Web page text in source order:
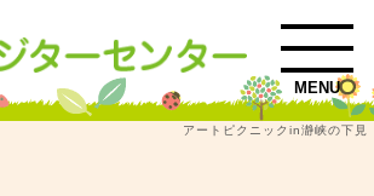
MENU
アートピクニックin瀞峡の下見